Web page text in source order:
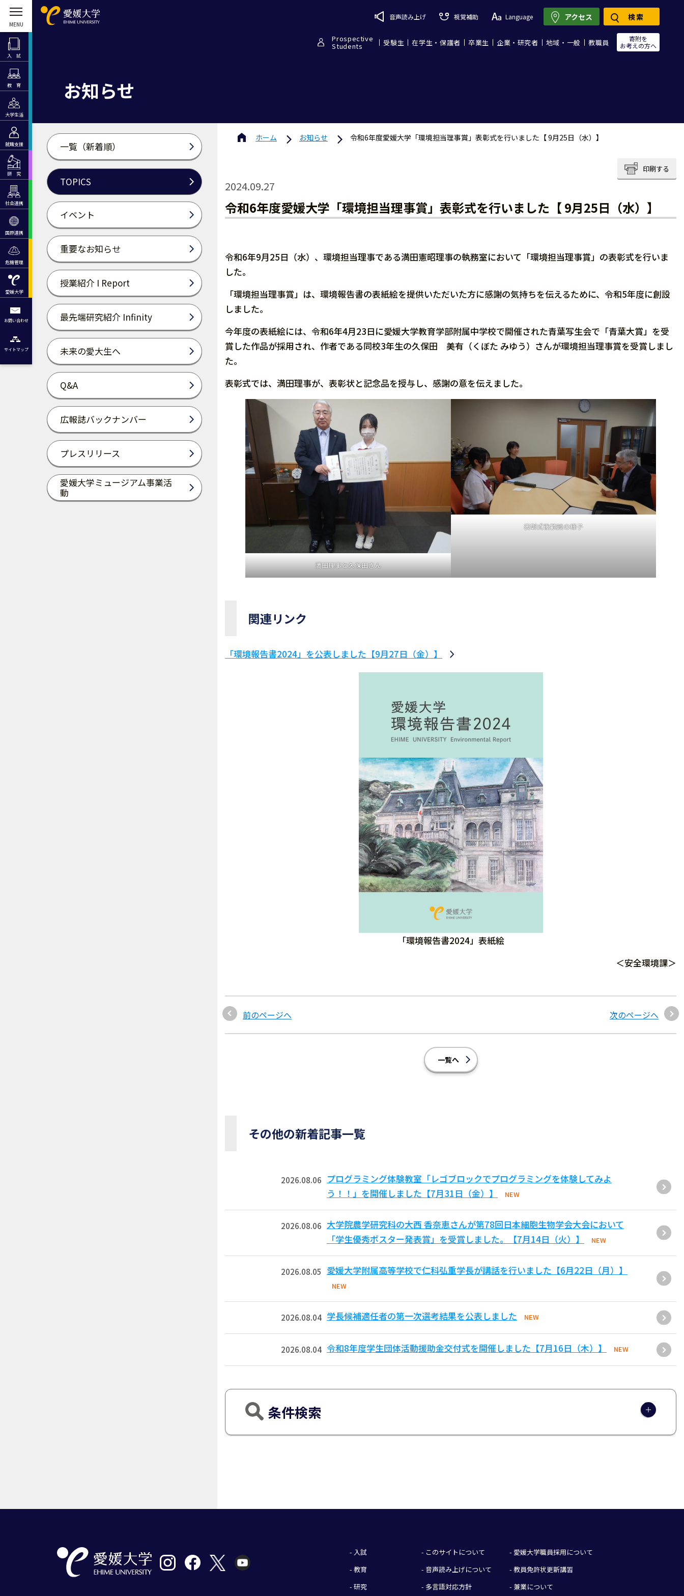
入 試
教 育
大学生活
就職支援
研 究
社会連携
国際連携
危機管理
愛媛大学
お問い合わせ
サイトマップ
音声読み上げ 視覚補助 Language
Prospective
Students 受験生 在学生・保護者 卒業生 企業・研究者 地域・一般 教職員
寄附を
お考えの方へ
アクセス 検索
お知らせ
一覧（新着順）
TOPICS
イベント
重要なお知らせ
授業紹介 I Report
最先端研究紹介 Infinity
未来の愛大生へ
Q&A
広報誌バックナンバー
プレスリリース
愛媛大学ミュージアム事業活
動
ホーム お知らせ 令和6年度愛媛大学「環境担当理事賞」表彰式を行いました【 9月25日（水）】
印刷する
2024.09.27
令和6年度愛媛大学「環境担当理事賞」表彰式を行いました【 9月25日（水）】
令和6年9月25日（水）、環境担当理事である満田憲昭理事の執務室において「環境担当理事賞」の表彰式を行いま
した。
「環境担当理事賞」は、環境報告書の表紙絵を提供いただいた方に感謝の気持ちを伝えるために、令和5年度に創設
しました。
今年度の表紙絵には、令和6年4月23日に愛媛大学教育学部附属中学校で開催された青葉写生会で「青葉大賞」を受
賞した作品が採用され、作者である同校3年生の久保田 美有（くぼた みゆう）さんが環境担当理事賞を受賞しまし
た。
表彰式では、満田理事が、表彰状と記念品を授与し、感謝の意を伝えました。
満田理事と久保田さん
表彰式後歓談の様子
関連リンク
「環境報告書2024」を公表しました【9月27日（金）】
「環境報告書2024」表紙絵
＜安全環境課＞
前のページへ 次のページへ
一覧へ
その他の新着記事一覧
2026.08.06
プログラミング体験教室「レゴブロックでプログラミングを体験してみよ
う！！」を開催しました【7月31日（金）】
NEW
2026.08.06 大学院農学研究科の大西 香奈恵さんが第78回日本細胞生物学会大会において
「学生優秀ポスター発表賞」を受賞しました。【7月14日（火）】
NEW
2026.08.05 愛媛大学附属高等学校で仁科弘重学長が講話を行いました【6月22日（月）】
NEW
2026.08.04 学長候補適任者の第一次選考結果を公表しました NEW
2026.08.04 令和8年度学生団体活動援助金交付式を開催しました【7月16日（木）】 NEW
条件検索
- 入試
- 教育
- 研究
- このサイトについて
- 音声読み上げについて
- 多言語対応方針
- 愛媛大学職員採用について
- 教員免許状更新講習
- 兼業について